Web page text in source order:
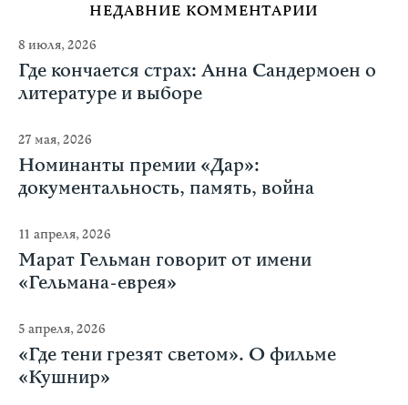
НЕДАВНИЕ КОММЕНТАРИИ
8 июля, 2026
Где кончается страх: Анна Сандермоен о
литературе и выборе
27 мая, 2026
Номинанты премии «Дар»:
документальность, память, война
11 апреля, 2026
Марат Гельман говорит от имени
«Гельмана-еврея»
5 апреля, 2026
«Где тени грезят светом». О фильме
«Кушнир»